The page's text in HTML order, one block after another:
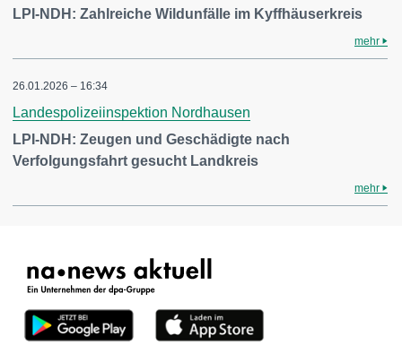
LPI-NDH: Zahlreiche Wildunfälle im Kyffhäuserkreis
mehr
26.01.2026 – 16:34
Landespolizeiinspektion Nordhausen
LPI-NDH: Zeugen und Geschädigte nach
Verfolgungsfahrt gesucht Landkreis
mehr